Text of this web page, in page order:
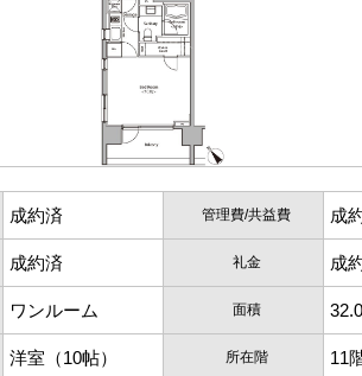
成約済 管理費/共益費 成
成約済 礼金 成
ワンルーム 面積
洋室（10帖） 所在階 11